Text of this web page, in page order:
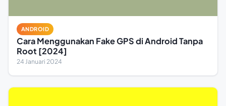
ANDROID
Cara Menggunakan Fake GPS di Android Tanpa
Root [2024]
24 Januari 2024